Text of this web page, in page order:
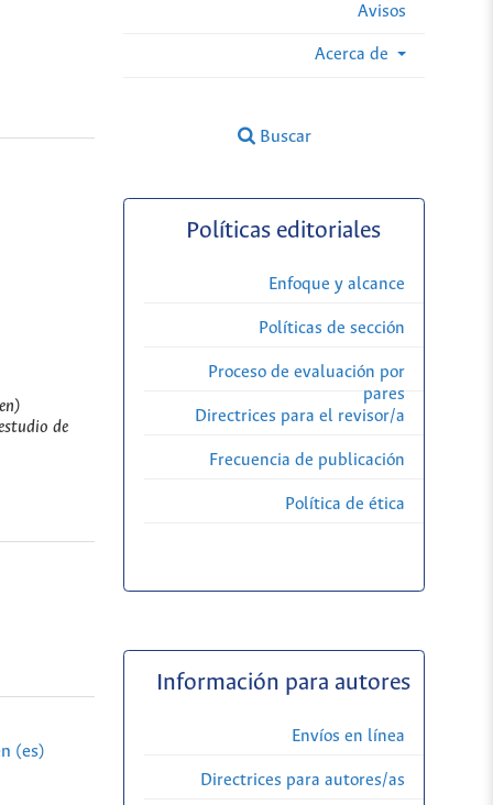
Avisos
Acerca de
Buscar
de
(es)
Políticas editoriales
Enfoque y alcance
Políticas de sección
Proceso de evaluación por
pares
Directrices para el revisor/a
Frecuencia de publicación
Política de ética
Información para autores
Envíos en línea
Directrices para autores/as